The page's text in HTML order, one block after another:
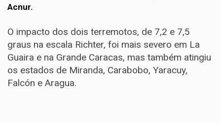
Acnur.
O impacto dos dois terremotos, de 7,2 e 7,5
graus na escala Richter, foi mais severo em La
Guaira e na Grande Caracas, mas também atingiu
os estados de Miranda, Carabobo, Yaracuy,
Falcón e Aragua.